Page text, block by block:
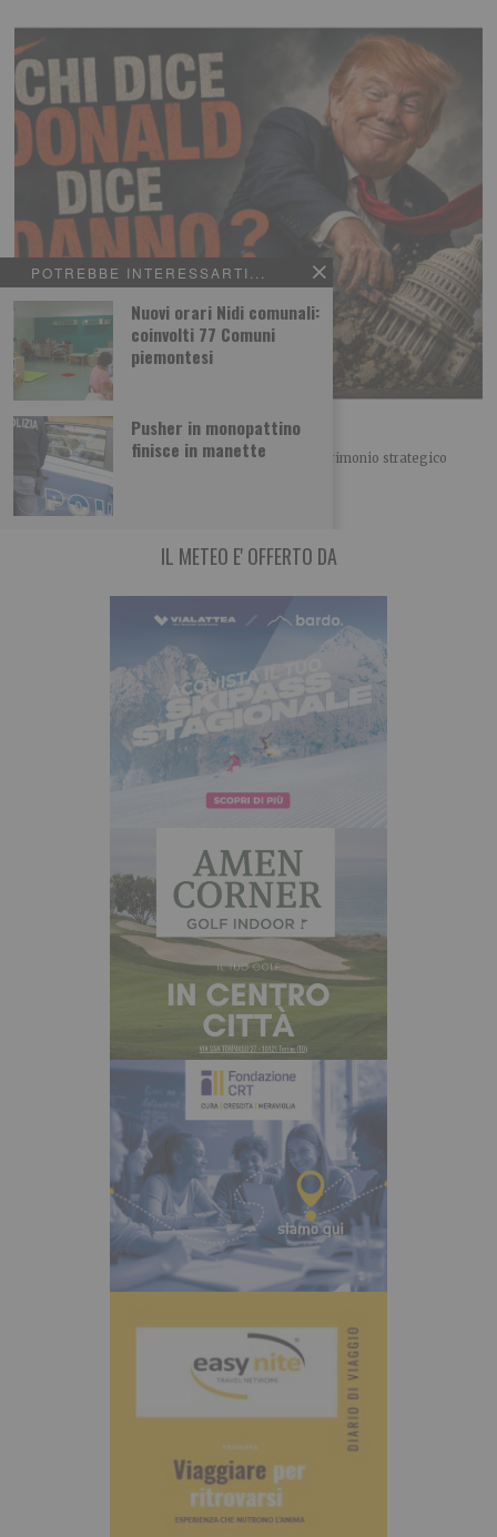
POTREBBE INTERESSARTI...
Nuovi orari Nidi comunali:
coinvolti 77 Comuni
piemontesi
Pusher in monopattino
finisce in manette
Chi dice Donald dice Danno?
IL PUNTASPILLI di Luca Martina Il principale patrimonio strategico
degli Stati Uniti non sono certo
IL METEO E' OFFERTO DA